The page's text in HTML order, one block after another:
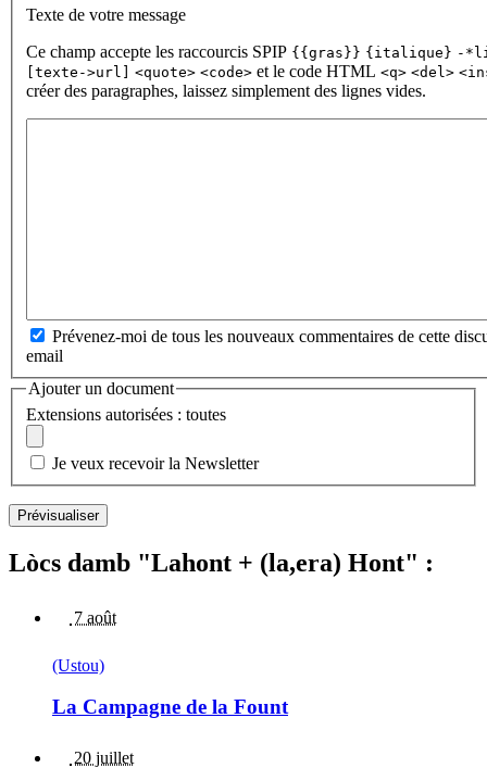
Texte de votre message
Ce champ accepte les raccourcis SPIP {{gras}} {italique} -
[texte->url]
<quote> <code> et le code HTML <q> <del>
créer des paragraphes, laissez simplement des lignes vides.
Prévenez-moi de tous les nouveaux commentaires de cette
email
Ajouter un document
Extensions autorisées : toutes
Je veux recevoir la Newsletter
Lòcs damb "Lahont + (la,era) Hont" :
7 août
(Ustou)
La Campagne de la Fount
20 juillet